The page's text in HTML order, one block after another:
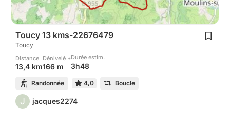
Toucy 13 kms-22676479
Toucy
Distance
13,4 km
Dénivelé +
166 m
Durée estim.
3h48
Randonnée 4,0 Boucle
J jacques2274